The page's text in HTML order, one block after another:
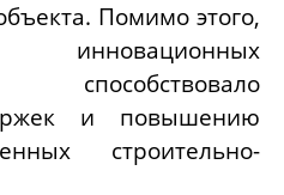
Помимо этого,
инновационных
и повышению
строительно-